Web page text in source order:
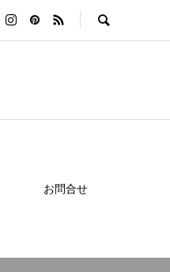
お問合せ